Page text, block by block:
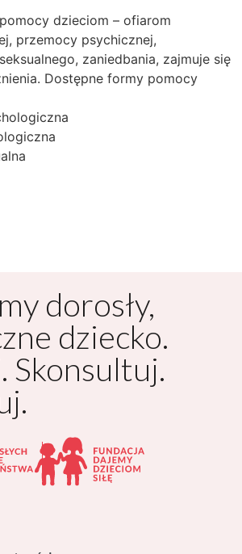
dzieciom – ofiarom
przemocy psychicznej,
zaniedbania, zajmuje się
Dostępne formy pomocy
dorosły,
dziecko.
Skonsultuj.